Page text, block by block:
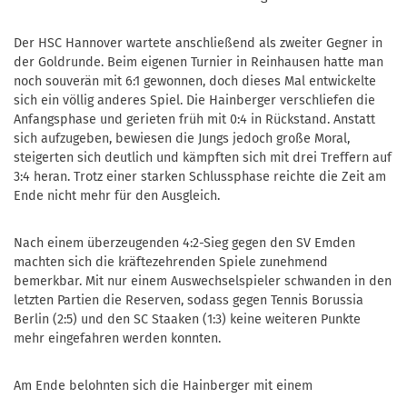
Der HSC Hannover wartete anschließend als zweiter Gegner in
der Goldrunde. Beim eigenen Turnier in Reinhausen hatte man
noch souverän mit 6:1 gewonnen, doch dieses Mal entwickelte
sich ein völlig anderes Spiel. Die Hainberger verschliefen die
Anfangsphase und gerieten früh mit 0:4 in Rückstand. Anstatt
sich aufzugeben, bewiesen die Jungs jedoch große Moral,
steigerten sich deutlich und kämpften sich mit drei Treffern auf
3:4 heran. Trotz einer starken Schlussphase reichte die Zeit am
Ende nicht mehr für den Ausgleich.
Nach einem überzeugenden 4:2-Sieg gegen den SV Emden
machten sich die kräftezehrenden Spiele zunehmend
bemerkbar. Mit nur einem Auswechselspieler schwanden in den
letzten Partien die Reserven, sodass gegen Tennis Borussia
Berlin (2:5) und den SC Staaken (1:3) keine weiteren Punkte
mehr eingefahren werden konnten.
Am Ende belohnten sich die Hainberger mit einem